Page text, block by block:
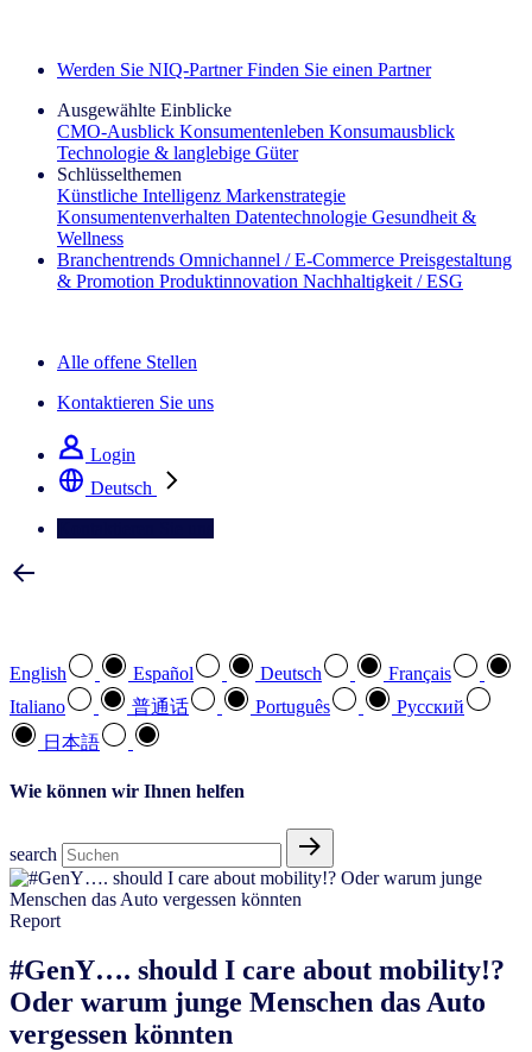
Werden Sie NIQ-Partner Finden Sie einen Partner
Ausgewählte Einblicke
CMO‑Ausblick Konsumentenleben Konsumausblick
Technologie & langlebige Güter
Schlüsselthemen
Künstliche Intelligenz Markenstrategie
Konsumentenverhalten Datentechnologie Gesundheit &
Wellness
Branchentrends Omnichannel / E‑Commerce Preisgestaltung
& Promotion Produktinnovation Nachhaltigkeit / ESG
Alle offene Stellen
Kontaktieren Sie uns
Login
Deutsch
English Español Deutsch
Français
Italiano
普通话 Português
Pусский
日本語
Wie können wir Ihnen helfen
search
Report
#GenY…. should I care about mobility!?
Oder warum junge Menschen das Auto
vergessen könnten